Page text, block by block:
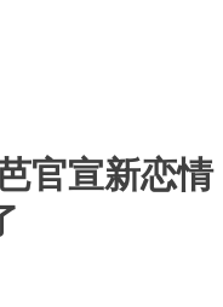
官宣新恋